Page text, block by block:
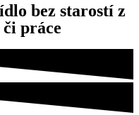
bez starostí z
či práce